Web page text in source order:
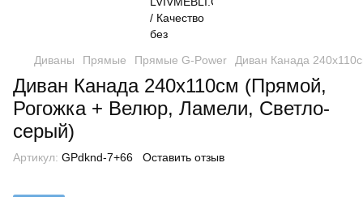
Диваны Прямые Прямые G-Power Диван Канада
Диван Канада 240х110см (Прямой,
Рогожка + Велюр, Ламели, Светло-
серый)
Артикул: GPdknd-7+66 Оставить отзыв